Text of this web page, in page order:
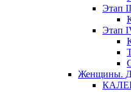
Этап
Этап
Женщины.